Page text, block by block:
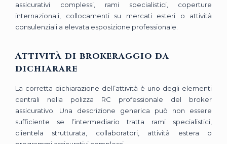
assicurativi complessi, rami specialistici, coperture
internazionali, collocamenti su mercati esteri o attività
consulenziali a elevata esposizione professionale.
Attività di brokeraggio da
dichiarare
La corretta dichiarazione dell’attività è uno degli elementi
centrali nella polizza RC professionale del broker
assicurativo. Una descrizione generica può non essere
sufficiente se l’intermediario tratta rami specialistici,
clientela strutturata, collaboratori, attività estera o